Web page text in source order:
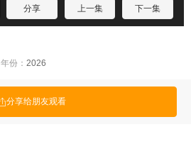
分享 上一集 下一集
年份： 2026
分享给朋友观看